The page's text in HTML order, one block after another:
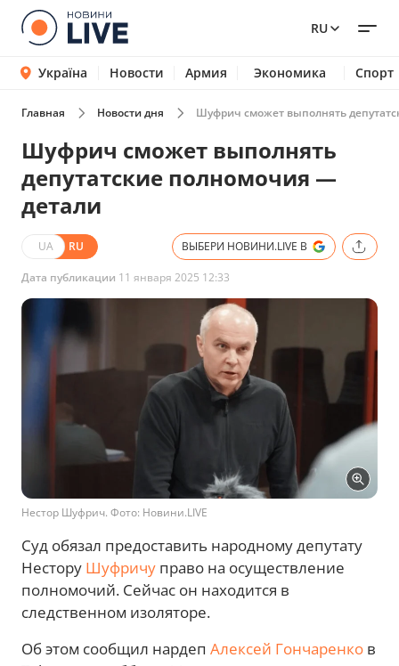
RU
Україна Новости Армия Экономика Спорт
Главная Новости дня Шуфрич сможет выполнять
Шуфрич сможет выполнять
депутатские полномочия —
детали
UA RU ВЫБЕРИ НОВИНИ.LIVE В
Дата публикации 11 января 2025 12:33
Нестор Шуфрич. Фото: Новини.LIVE
Суд обязал предоставить народному депутату
Нестору Шуфричу право на осуществление
полномочий. Сейчас он находится в
следственном изоляторе.
Об этом сообщил нардеп Алексей Гончаренко в